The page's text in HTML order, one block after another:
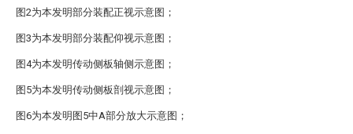
图2为本发明部分装配正视示意图；
图3为本发明部分装配仰视示意图；
图4为本发明传动侧板轴侧示意图；
图5为本发明传动侧板剖视示意图；
图6为本发明图5中A部分放大示意图；